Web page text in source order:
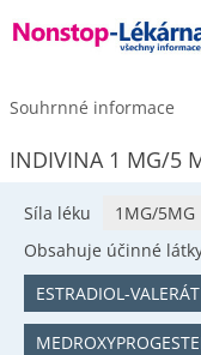
Souhrnné informace
INDIVINA 1 MG/5
Síla léku
1MG/5MG
Obsahuje účinné
ESTRADIOL-